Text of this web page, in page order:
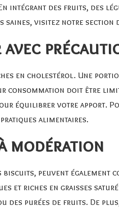
des fruits, des
saines, visitez notre section
avec
en cholestérol. Une
consommation doit être
équilibrer votre apport.
alimentaires.
modération
biscuits, peuvent
et riches en graisses
des purées de fruits. De